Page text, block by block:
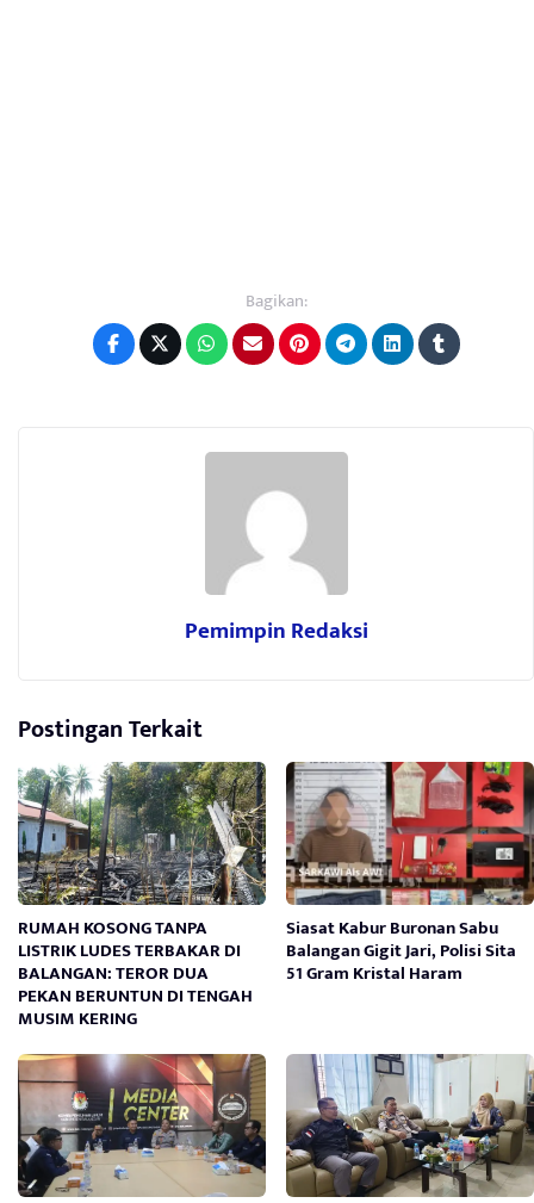
Bagikan:
Pemimpin Redaksi
Postingan Terkait
RUMAH KOSONG TANPA
LISTRIK LUDES TERBAKAR DI
BALANGAN: TEROR DUA
PEKAN BERUNTUN DI TENGAH
MUSIM KERING
Siasat Kabur Buronan Sabu
Balangan Gigit Jari, Polisi Sita
51 Gram Kristal Haram